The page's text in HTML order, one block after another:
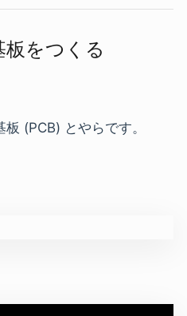
板を​つくる
(PCB) とやらです。